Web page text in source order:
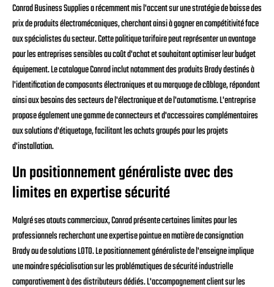
Conrad Business Supplies a récemment mis l'accent sur une stratégie de baisse des
prix de produits électromécaniques, cherchant ainsi à gagner en compétitivité face
aux spécialistes du secteur. Cette politique tarifaire peut représenter un avantage
pour les entreprises sensibles au coût d'achat et souhaitant optimiser leur budget
équipement. Le catalogue Conrad inclut notamment des produits Brady destinés à
l'identification de composants électroniques et au marquage de câblage, répondant
ainsi aux besoins des secteurs de l'électronique et de l'automatisme. L'entreprise
propose également une gamme de connecteurs et d'accessoires complémentaires
aux solutions d'étiquetage, facilitant les achats groupés pour les projets
d'installation.
Un positionnement généraliste avec des
limites en expertise sécurité
Malgré ses atouts commerciaux, Conrad présente certaines limites pour les
professionnels recherchant une expertise pointue en matière de consignation
Brady ou de solutions LOTO. Le positionnement généraliste de l'enseigne implique
une moindre spécialisation sur les problématiques de sécurité industrielle
comparativement à des distributeurs dédiés. L'accompagnement client sur les